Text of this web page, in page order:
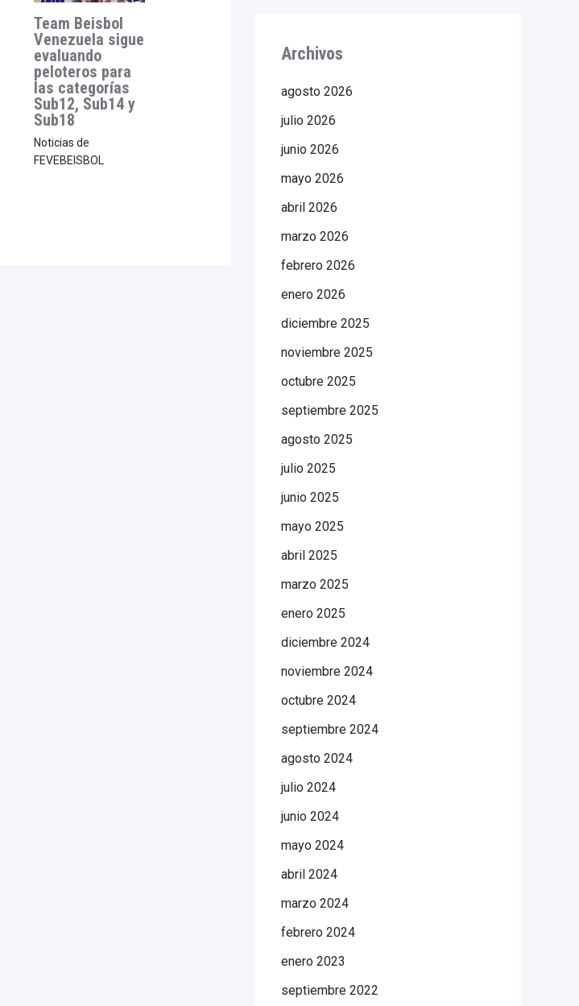
Team Beisbol
Venezuela sigue
evaluando
peloteros para
las categorías
Sub12, Sub14 y
Sub18
Noticias de
FEVEBEISBOL
Archivos
agosto 2026
julio 2026
junio 2026
mayo 2026
abril 2026
marzo 2026
febrero 2026
enero 2026
diciembre 2025
noviembre 2025
octubre 2025
septiembre 2025
agosto 2025
julio 2025
junio 2025
mayo 2025
abril 2025
marzo 2025
enero 2025
diciembre 2024
noviembre 2024
octubre 2024
septiembre 2024
agosto 2024
julio 2024
junio 2024
mayo 2024
abril 2024
marzo 2024
febrero 2024
enero 2023
septiembre 2022